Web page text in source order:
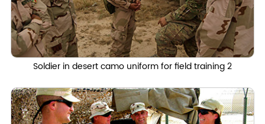
Soldier in desert camo uniform for field training 2